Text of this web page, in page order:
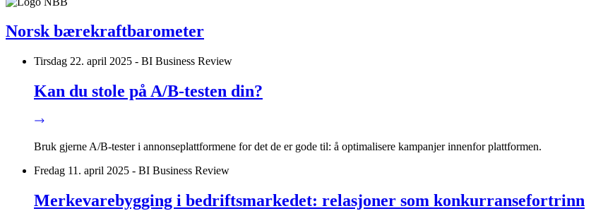
Norsk bærekraftbarometer
Tirsdag 22. april 2025 - BI Business Review
Kan du stole på A/B-testen din?
Bruk gjerne A/B-tester i annonseplattformene for det de er gode til: å optimalisere kampanjer innenfor plattformen.
Fredag 11. april 2025 - BI Business Review
Merkevarebygging i bedriftsmarkedet: relasjoner som konkurransefortrinn